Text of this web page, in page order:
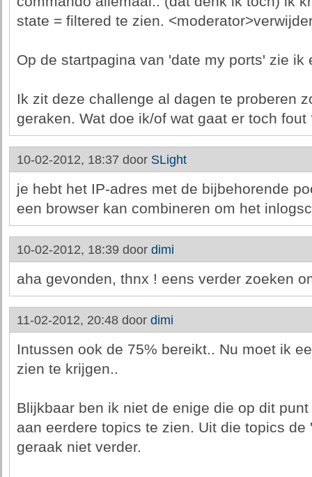
state = filtered te zien.
Op de startpagina van 'date my ports' zie ik
Ik zit deze challenge al dagen te proberen
geraken. Wat doe ik/of wat gaat er toch fout
10-02-2012, 18:37 door SLight
je hebt het IP-adres met de bijbehorende
een browser kan combineren om het
10-02-2012, 18:39 door dimi
aha gevonden, thnx ! eens verder zoeken
11-02-2012, 20:48 door dimi
Intussen ook de 75% bereikt.. Nu moet ik
zien te krijgen..
Blijkbaar ben ik niet de enige die op dit
aan eerdere topics te zien. Uit die topics
geraak niet verder.